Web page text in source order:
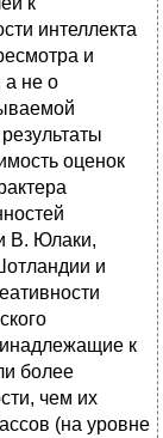
интеллекта
и
а не о
оценок
В. Юлаки,
и
к
более
чем их
(на уровне